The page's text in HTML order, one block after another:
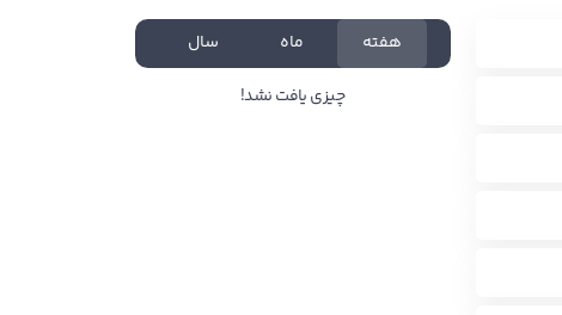
هفته ماه سال
چیزی یافت نشد!